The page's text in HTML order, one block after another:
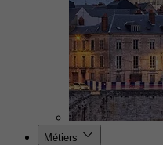
Métiers